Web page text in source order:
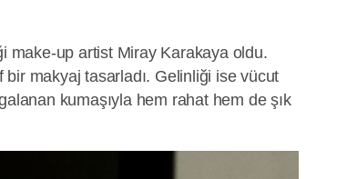
make-up artist Miray Karakaya oldu.
makyaj tasarladı. Gelinliği ise vücut
kumaşıyla hem rahat hem de şık